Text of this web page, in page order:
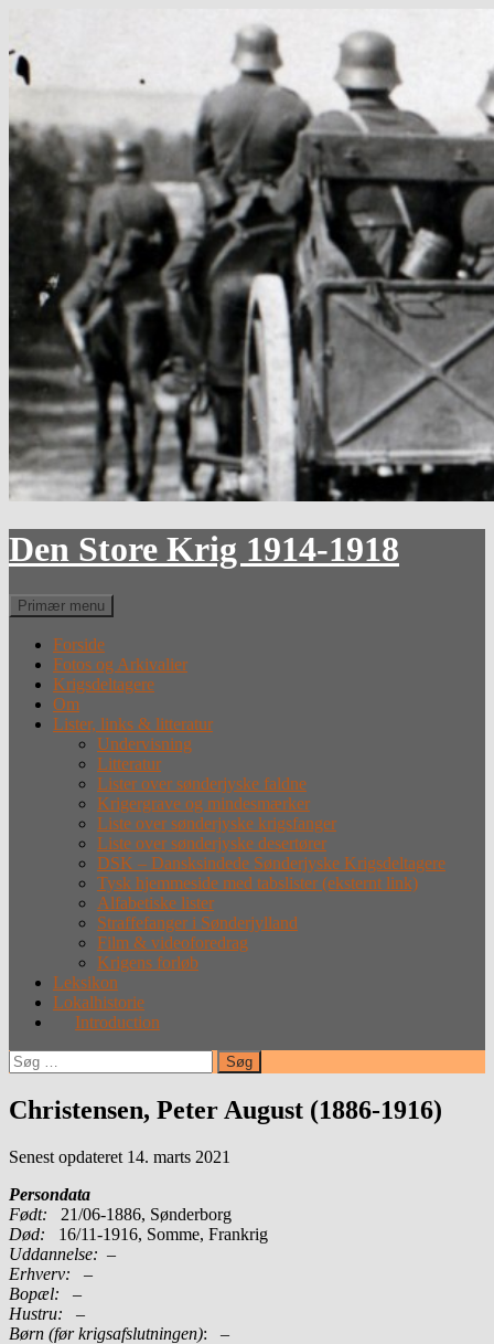
indhold
Den Store Krig 1914-1918
Søg
Primær menu
Forside
Fotos og Arkivalier
Krigsdeltagere
Om
Lister, links & litteratur
Undervisning
Litteratur
Lister over sønderjyske faldne
Krigergrave og mindesmærker
Liste over sønderjyske krigsfanger
Liste over sønderjyske desertører
DSK – Dansksindede Sønderjyske Krigsdeltagere
Tysk hjemmeside med tabslister (eksternt link)
Alfabetiske lister
Straffefanger i Sønderjylland
Film & videoforedrag
Krigens forløb
Leksikon
Lokalhistorie
Introduction
Søg
efter:
Christensen, Peter August (1886-1916)
Senest opdateret 14. marts 2021
Persondata
Født: 21/06-1886, Sønderborg
Død: 16/11-1916, Somme, Frankrig
Uddannelse: –
Erhverv: –
Bopæl: –
Hustru: –
Børn (før krigsafslutningen): –